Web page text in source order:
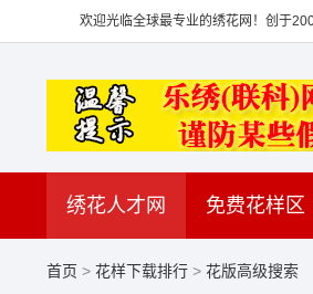
欢迎光临全球最专业的绣花网！创于
绣花人才网 免费花样区
首页 > 花样下载排行 > 花版高级搜索